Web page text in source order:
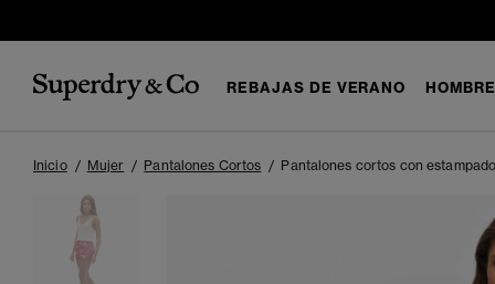
REBAJAS DE VERANO
Inicio Mujer Pantalones Cortos Pantalones cortos con